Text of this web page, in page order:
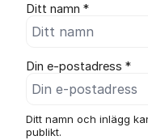
Ditt namn *
Din e-postadress *
Ditt namn och inlägg
publikt.